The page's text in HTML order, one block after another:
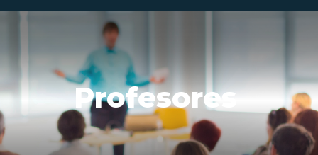
Profesores